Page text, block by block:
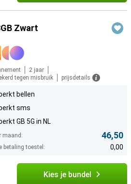
Zwart
2 jaar
tegen misbruik
prijsdetails
bellen
sms
GB 5G in NL
maand: 46,50
betaling toestel: 0,00
Kies je bundel